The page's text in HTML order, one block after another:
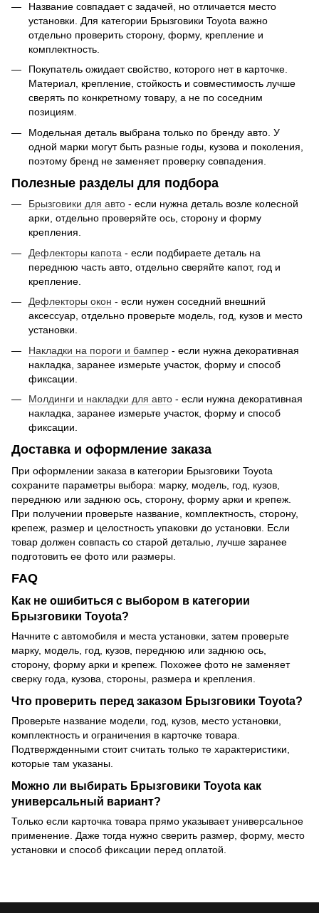
Название совпадает с задачей, но отличается место
установки. Для категории Брызговики Toyota важно
отдельно проверить сторону, форму, крепление и
комплектность.
Покупатель ожидает свойство, которого нет в карточке.
Материал, крепление, стойкость и совместимость лучше
сверять по конкретному товару, а не по соседним
позициям.
Модельная деталь выбрана только по бренду авто. У
одной марки могут быть разные годы, кузова и поколения,
поэтому бренд не заменяет проверку совпадения.
Полезные разделы для подбора
Брызговики для авто - если нужна деталь возле колесной
арки, отдельно проверяйте ось, сторону и форму
крепления.
Дефлекторы капота - если подбираете деталь на
переднюю часть авто, отдельно сверяйте капот, год и
крепление.
Дефлекторы окон - если нужен соседний внешний
аксессуар, отдельно проверьте модель, год, кузов и место
установки.
Накладки на пороги и бампер - если нужна декоративная
накладка, заранее измерьте участок, форму и способ
фиксации.
Молдинги и накладки для авто - если нужна декоративная
накладка, заранее измерьте участок, форму и способ
фиксации.
Доставка и оформление заказа
При оформлении заказа в категории Брызговики Toyota
сохраните параметры выбора: марку, модель, год, кузов,
переднюю или заднюю ось, сторону, форму арки и крепеж.
При получении проверьте название, комплектность, сторону,
крепеж, размер и целостность упаковки до установки. Если
товар должен совпасть со старой деталью, лучше заранее
подготовить ее фото или размеры.
FAQ
Как не ошибиться с выбором в категории
Брызговики Toyota?
Начните с автомобиля и места установки, затем проверьте
марку, модель, год, кузов, переднюю или заднюю ось,
сторону, форму арки и крепеж. Похожее фото не заменяет
сверку года, кузова, стороны, размера и крепления.
Что проверить перед заказом Брызговики Toyota?
Проверьте название модели, год, кузов, место установки,
комплектность и ограничения в карточке товара.
Подтвержденными стоит считать только те характеристики,
которые там указаны.
Можно ли выбирать Брызговики Toyota как
универсальный вариант?
Только если карточка товара прямо указывает универсальное
применение. Даже тогда нужно сверить размер, форму, место
установки и способ фиксации перед оплатой.